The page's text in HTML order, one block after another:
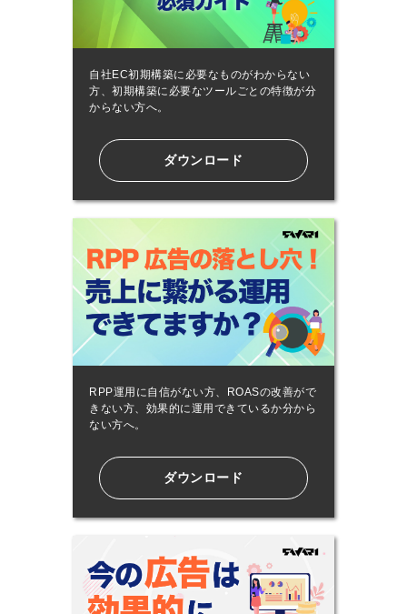
自社EC初期構築に必要なものがわからない
方、初期構築に必要なツールごとの特徴が分
からない方へ。
ダウンロード
RPP運用に自信がない方、ROASの改善がで
きない方、効果的に運用できているか分から
ない方へ。
ダウンロード